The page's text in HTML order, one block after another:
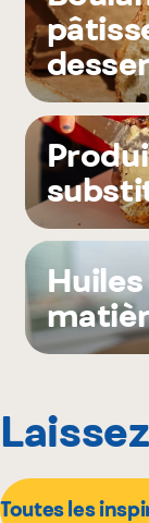
Toutes les